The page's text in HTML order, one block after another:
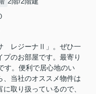
レジーナⅡ」。ぜひ一
のお部屋です。最寄り
す。便利で居心地のい
、当社のオススメ物件は
取り扱っているので、